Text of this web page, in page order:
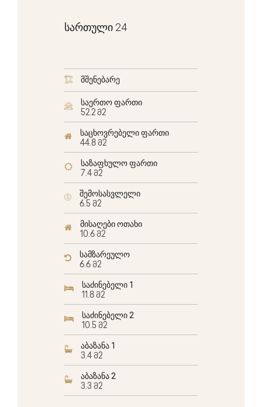
სართული 24
მშენებარე
საერთო ფართი
52.2 მ2
საცხოვრებელი ფართი
44.8 მ2
საზაფხულო ფართი
7.4 მ2
შემოსასვლელი
6.5 მ2
მისაღები ოთახი
10.6 მ2
სამზარეულო
6.6 მ2
საძინებელი 1
11.8 მ2
საძინებელი 2
10.5 მ2
აბაზანა 1
3.4 მ2
აბაზანა 2
3.3 მ2